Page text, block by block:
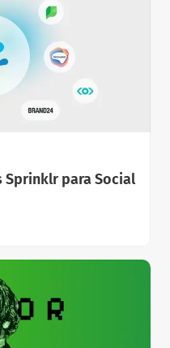
Sprinklr para Social